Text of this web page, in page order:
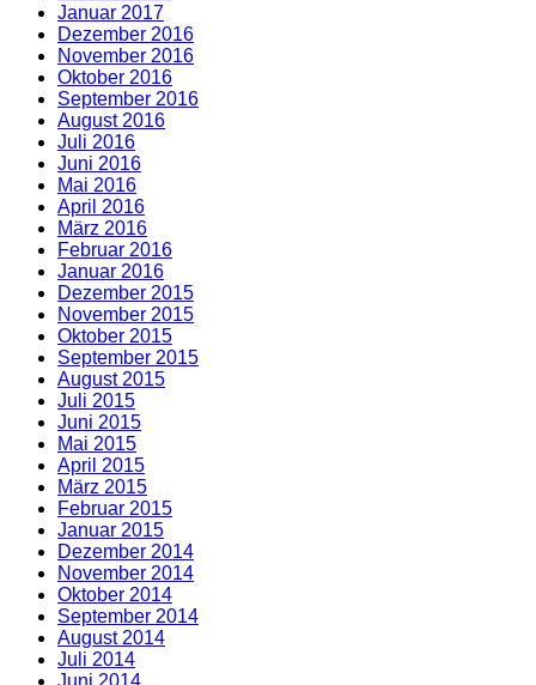
Januar 2017
Dezember 2016
November 2016
Oktober 2016
September 2016
August 2016
Juli 2016
Juni 2016
Mai 2016
April 2016
März 2016
Februar 2016
Januar 2016
Dezember 2015
November 2015
Oktober 2015
September 2015
August 2015
Juli 2015
Juni 2015
Mai 2015
April 2015
März 2015
Februar 2015
Januar 2015
Dezember 2014
November 2014
Oktober 2014
September 2014
August 2014
Juli 2014